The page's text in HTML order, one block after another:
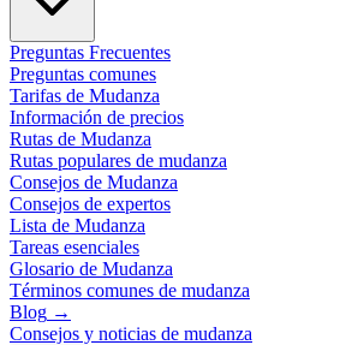
Preguntas Frecuentes
Preguntas comunes
Tarifas de Mudanza
Información de precios
Rutas de Mudanza
Rutas populares de mudanza
Consejos de Mudanza
Consejos de expertos
Lista de Mudanza
Tareas esenciales
Glosario de Mudanza
Términos comunes de mudanza
Blog →
Consejos y noticias de mudanza